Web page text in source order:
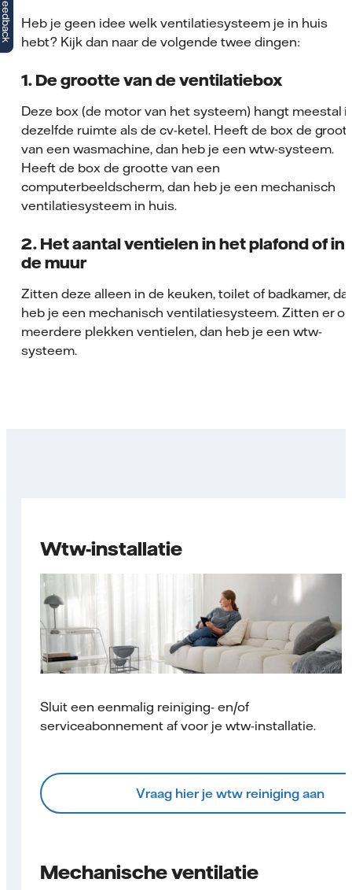
Heb je geen idee welk ventilatiesysteem je in huis
hebt? Kijk dan naar de volgende twee dingen:
1. De grootte van de ventilatiebox
Deze box (de motor van het systeem) hangt meestal
dezelfde ruimte als de cv-ketel. Heeft de box de
van een wasmachine, dan heb je een wtw-systeem.
Heeft de box de grootte van een
computerbeeldscherm, dan heb je een mechanisch
ventilatiesysteem in huis.
2. Het aantal ventielen in het plafond of in
de muur
Zitten deze alleen in de keuken, toilet of badkamer,
heb je een mechanisch ventilatiesysteem. Zitten er
meerdere plekken ventielen, dan heb je een wtw-
systeem.
Wtw-installatie
Sluit een eenmalig reiniging- en/of
serviceabonnement af voor je wtw-installatie.
Vraag hier je wtw reiniging aan
Mechanische ventilatie
Feedback